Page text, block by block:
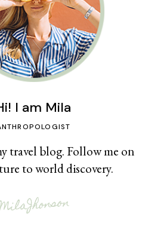
I am Mila
travel blog. Follow me on
to world discovery.